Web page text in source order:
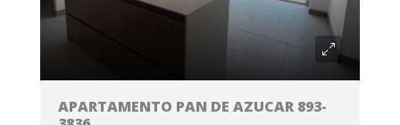
APARTAMENTO PAN DE AZUCAR 893-